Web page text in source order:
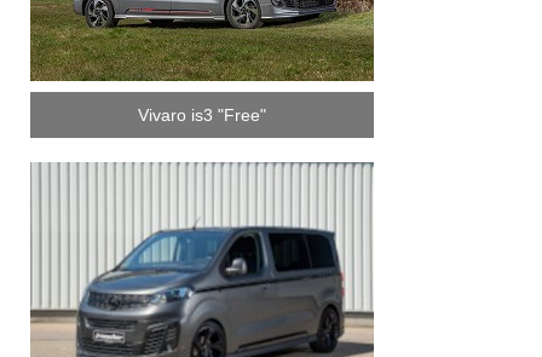
Vivaro is3 "Free"